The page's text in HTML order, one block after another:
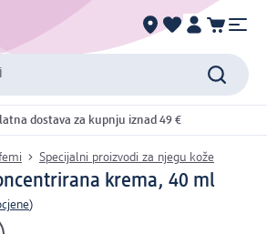
dostava za kupnju iznad 49 €
Specijalni proizvodi za njegu kože
krema, 40 ml
)